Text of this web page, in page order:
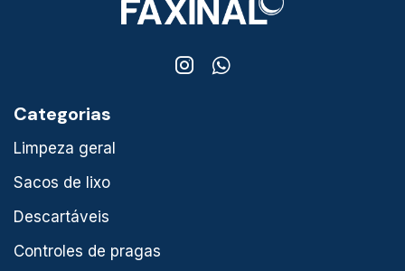
Categorias
Limpeza geral
Sacos de lixo
Descartáveis
Controles de pragas